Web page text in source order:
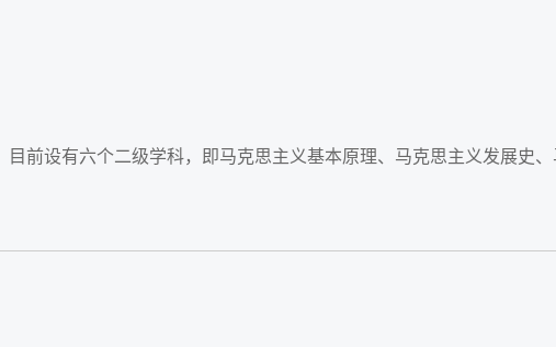
前设有六个二级学科，即马克思主义基本原理、马克思主义发展史